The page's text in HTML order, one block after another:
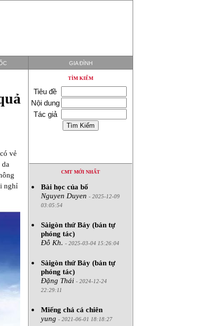
GIA ĐÌNH
vẻ
nghỉ
TÌM KIẾM
Tiêu đề
Nội dung
Tác giả
CMT MỚI NHẤT
Bài học của bố
Nguyen Duyen - 2025-12-09
03:05:54
Sàigòn thứ Bảy (bản tự
phóng tác)
Đỗ Kh. - 2025-03-04 15:26:04
Sàigòn thứ Bảy (bản tự
phóng tác)
Đặng Thái - 2024-12-24
22:29:11
Miếng chả cá chiên
yung - 2021-06-01 18:18:27